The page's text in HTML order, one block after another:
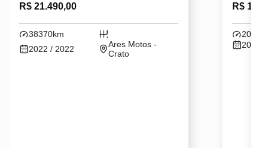
R$ 21.490,00
38370km
2022 / 2022
Ares Motos -
Crato
R$
2021 /